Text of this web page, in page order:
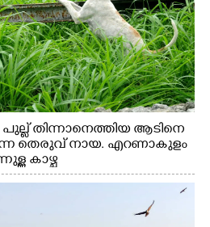
പുല്ല് തിന്നാനെത്തിയ ആടിനെ
തെരുവ് നായ. എറണാകുളം
കാഴ്ച